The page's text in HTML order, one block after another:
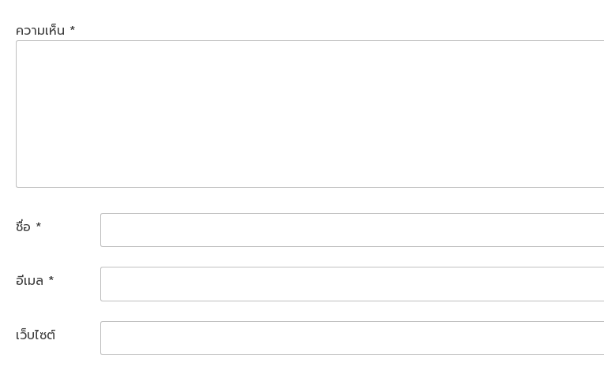
ความเห็น *
ชื่อ *
อีเมล *
เว็บไซต์